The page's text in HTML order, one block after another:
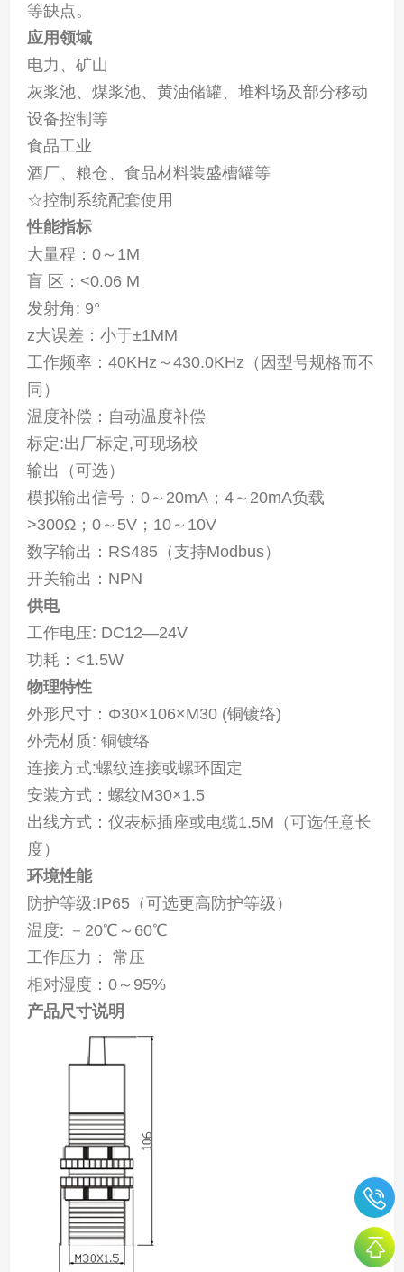
等缺点。
应用领域
电力、矿山
灰浆池、煤浆池、黄油储罐、堆料场及部分移动
设备控制等
食品工业
酒厂、粮仓、食品材料装盛槽罐等
☆控制系统配套使用
性能指标
大量程：0～1M
盲 区：<0.06 M
发射角: 9°
z大误差：小于±1MM
工作频率：40KHz～430.0KHz（因型号规格而不
同）
温度补偿：自动温度补偿
标定:出厂标定,可现场校
输出（可选）
模拟输出信号：0～20mA；4～20mA负载
>300Ω；0～5V；10～10V
数字输出：RS485（支持Modbus）
开关输出：NPN
供电
工作电压: DC12—24V
功耗：<1.5W
物理特性
外形尺寸：Φ30×106×M30 (铜镀络)
外壳材质: 铜镀络
连接方式:螺纹连接或螺环固定
安装方式：螺纹M30×1.5
出线方式：仪表标插座或电缆1.5M（可选任意长
度）
环境性能
防护等级:IP65（可选更高防护等级）
温度: －20℃～60℃
工作压力： 常压
相对湿度：0～95%
产品尺寸说明